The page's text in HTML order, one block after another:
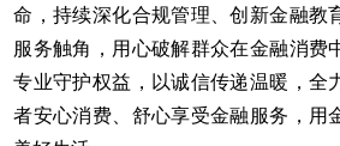
命，持续深化合规管理、创新金融教
服务触角，用心破解群众在金融消费
专业守护权益，以诚信传递温暖，全
者安心消费、舒心享受金融服务，用